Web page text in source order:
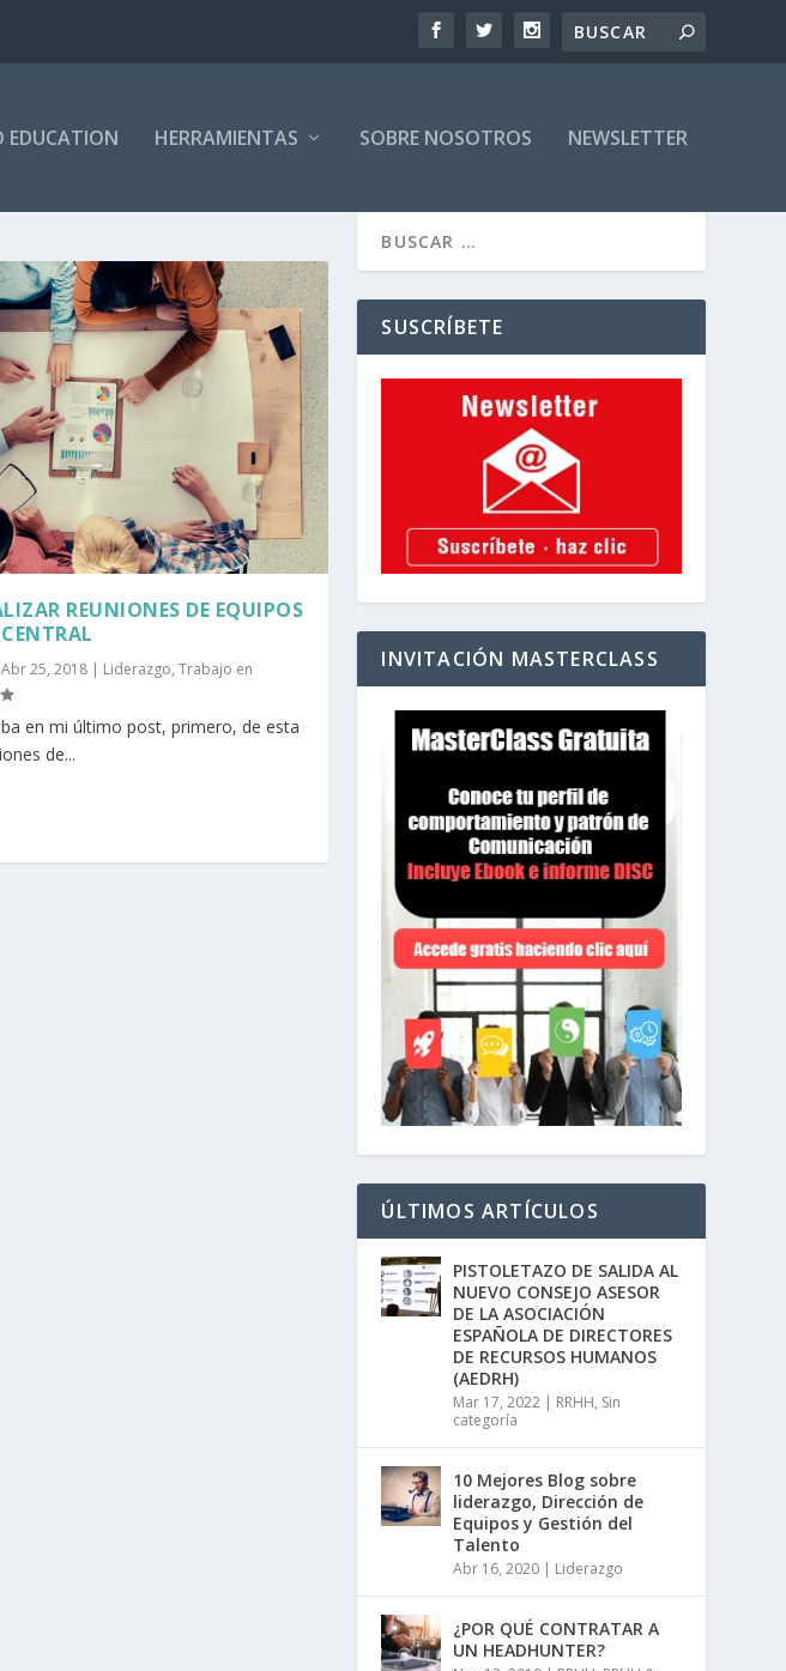
EDUCATION HERRAMIENTAS SOBRE NOSOTROS NEWSLETTER
REUNIONES DE EQUIPOS
Abr 25, 2018| Liderazgo, Trabajo en
en mi último post, primero, de esta
de...
SUSCRÍBETE
INVITACIÓN MASTERCLASS
ÚLTIMOS ARTÍCULOS
PISTOLETAZO DE SALIDA AL
NUEVO CONSEJO ASESOR
DE LA ASOCIACIÓN
ESPAÑOLA DE DIRECTORES
DE RECURSOS HUMANOS
(AEDRH)
Mar 17, 2022 | RRHH, Sin
categoría
10 Mejores Blog sobre
liderazgo, Dirección de
Equipos y Gestión del
Talento
Abr 16, 2020 | Liderazgo
¿POR QUÉ CONTRATAR A
UN HEADHUNTER?